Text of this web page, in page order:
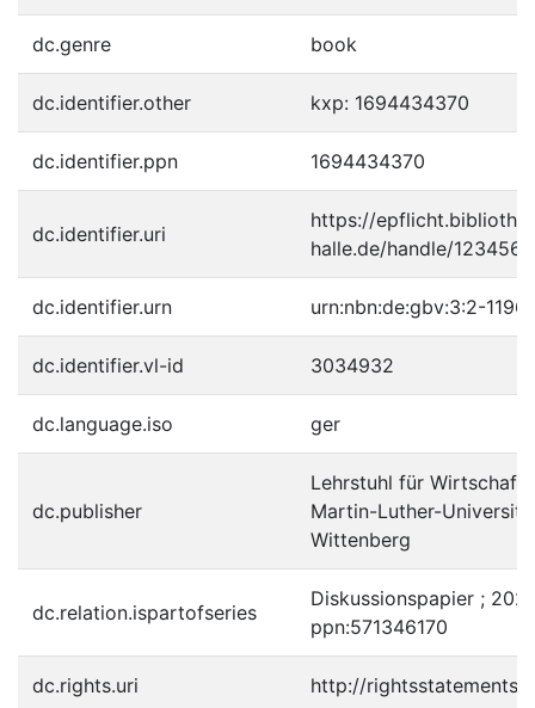
dc.genre book
dc.identifier.other kxp: 1694434370
dc.identifier.ppn 1694434370
dc.identifier.uri
https://
halle.de/handle/
dc.identifier.urn urn:nbn:de:gbv:3:2-
dc.identifier.vl-id 3034932
dc.language.iso ger
dc.publisher
Lehrstuhl für
Martin-Luther-
Wittenberg
dc.relation.ispartofseries
Diskussionspapier ;
ppn:571346170
dc.rights.uri http://